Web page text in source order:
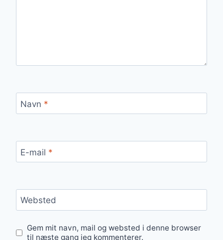
Navn *
E-mail *
Websted
Gem mit navn, mail og websted i denne browser
til næste gang jeg kommenterer.